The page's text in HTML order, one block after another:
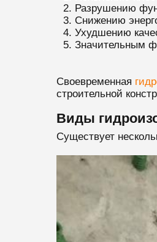
Разрушению
Снижению
Ухудшению
Значительным
Своевременная
строительной
Виды
Существует